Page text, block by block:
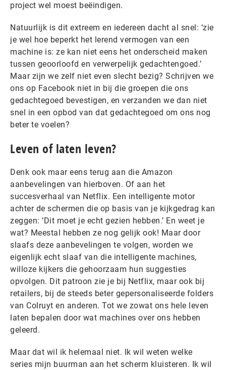
project wel moest beëindigen.
Natuurlijk is dit extreem en iedereen dacht al snel: ‘zie
je wel hoe beperkt het lerend vermogen van een
machine is: ze kan niet eens het onderscheid maken
tussen geoorloofd en verwerpelijk gedachtengoed.’
Maar zijn we zelf niet even slecht bezig? Schrijven we
ons op Facebook niet in bij die groepen die ons
gedachtegoed bevestigen, en verzanden we dan niet
snel in een opbod van dat gedachtegoed om ons nog
beter te voelen?
Leven of laten leven?
Denk ook maar eens terug aan die Amazon
aanbevelingen van hierboven. Of aan het
succesverhaal van Netflix. Een intelligente motor
achter de schermen die op basis van je kijkgedrag kan
zeggen: ‘Dit moet je echt gezien hebben.’ En weet je
wat? Meestal hebben ze nog gelijk ook! Maar door
slaafs deze aanbevelingen te volgen, worden we
eigenlijk echt slaaf van die intelligente machines,
willoze kijkers die gehoorzaam hun suggesties
opvolgen. Dit patroon zie je bij Netflix, maar ook bij
retailers, bij de steeds beter gepersonaliseerde folders
van Colruyt en anderen. Tot we zowat ons hele leven
laten bepalen door wat machines over ons hebben
geleerd.
Maar dat wil ik helemaal niet. Ik wil weten welke
series mijn buurman aan het scherm kluisteren. Ik wil